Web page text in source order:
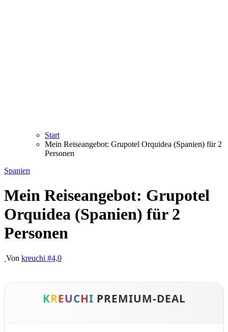
Start
Mein Reiseangebot: Grupotel Orquidea (Spanien) für 2
Personen
Spanien
Mein Reiseangebot: Grupotel
Orquidea (Spanien) für 2
Personen
Von kreuchi #4,0
KREUCHI PREMIUM-DEAL